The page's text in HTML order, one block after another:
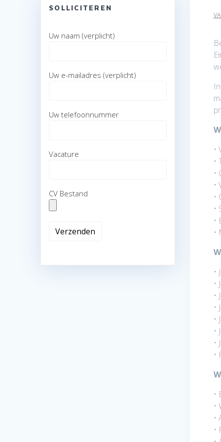
•
•
•
•
•
•
•
•
•
•
•
•
•
•
•
•
•
•
•
•
SOLLICITEREN
Uw naam (verplicht)
Uw e-mailadres (verplicht)
Uw telefoonnummer
Vacature
CV Bestand